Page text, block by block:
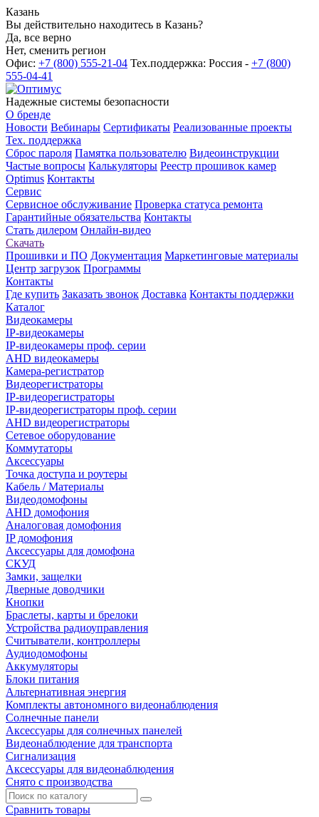
Казань
Вы действительно находитесь в Казань?
Да, все верно
Нет, сменить регион
Офис: +7 (800) 555-21-04 Тех.поддержка: Россия - +7 (800)
555-04-41
Надежные системы безопасности
О бренде
Новости Вебинары Сертификаты Реализованные проекты
Тех. поддержка
Сброс пароля Памятка пользователю Видеоинструкции
Частые вопросы Калькуляторы Реестр прошивок камер
Optimus Контакты
Сервис
Сервисное обслуживание Проверка статуса ремонта
Гарантийные обязательства Контакты
Стать дилером Онлайн-видео
Скачать
Прошивки и ПО Документация Маркетинговые материалы
Центр загрузок Программы
Контакты
Где купить Заказать звонок Доставка Контакты поддержки
Каталог
Видеокамеры
IP-видеокамеры
IP-видеокамеры проф. серии
AHD видеокамеры
Камера-регистратор
Видеорегистраторы
IP-видеорегистраторы
IP-видеорегистраторы проф. серии
AHD видеорегистраторы
Сетевое оборудование
Коммутаторы
Аксессуары
Точка доступа и роутеры
Кабель / Материалы
Видеодомофоны
AHD домофония
Аналоговая домофония
IP домофония
Аксессуары для домофона
СКУД
Замки, защелки
Дверные доводчики
Кнопки
Браслеты, карты и брелоки
Устройства радиоуправления
Считыватели, контроллеры
Аудиодомофоны
Аккумуляторы
Блоки питания
Альтернативная энергия
Комплекты автономного видеонаблюдения
Солнечные панели
Аксессуары для солнечных панелей
Видеонаблюдение для транспорта
Сигнализация
Аксессуары для видеонаблюдения
Снято с производства
Сравнить товары